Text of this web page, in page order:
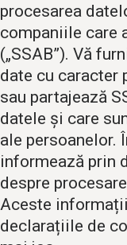
procesarea
companiile care
(„SSAB”). Vă
date cu caracter
sau partajează
datele și care
ale persoanelor.
informează prin
despre
Aceste
declarațiile de